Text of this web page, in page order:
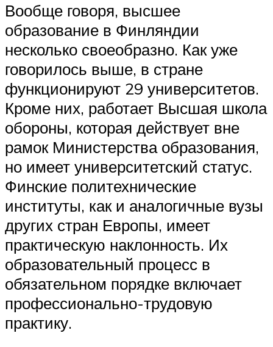
Вообще говоря, высшее
образование в Финляндии
несколько своеобразно. Как уже
говорилось выше, в стране
функционируют 29 университетов.
Кроме них, работает Высшая школа
обороны, которая действует вне
рамок Министерства образования,
но имеет университетский статус.
Финские политехнические
институты, как и аналогичные вузы
других стран Европы, имеет
практическую наклонность. Их
образовательный процесс в
обязательном порядке включает
профессионально-трудовую
практику.